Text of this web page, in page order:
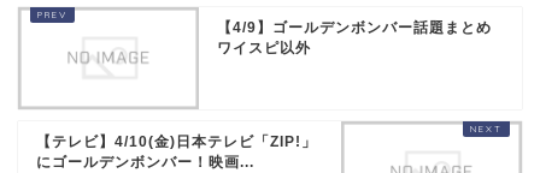
【4/9】ゴールデンボンバー話題まとめ
ワイスピ以外
【テレビ】4/10(金)日本テレビ「ZIP!」
にゴールデンボンバー！映画...